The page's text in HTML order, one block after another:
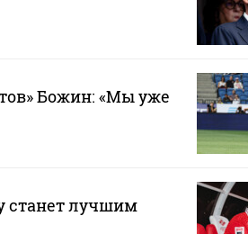
Божин: «Мы уже
станет лучшим